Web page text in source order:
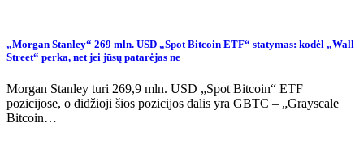
„Morgan Stanley“ 269 mln. USD „Spot Bitcoin ETF“ statymas: kodėl „Wall
Street“ perka, net jei jūsų patarėjas ne
Morgan Stanley turi 269,9 mln. USD „Spot Bitcoin“ ETF
pozicijose, o didžioji šios pozicijos dalis yra GBTC – „Grayscale
Bitcoin…